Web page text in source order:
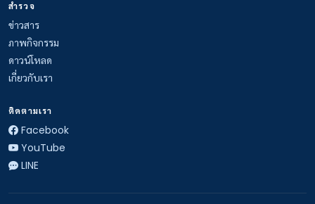
สำรวจ
ข่าวสาร
ภาพกิจกรรม
ดาวน์โหลด
เกี่ยวกับเรา
ติดตามเรา
Facebook
YouTube
LINE